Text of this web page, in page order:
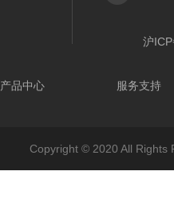
沪
产品中心 服务支持
Copyright © 2020 All Rights